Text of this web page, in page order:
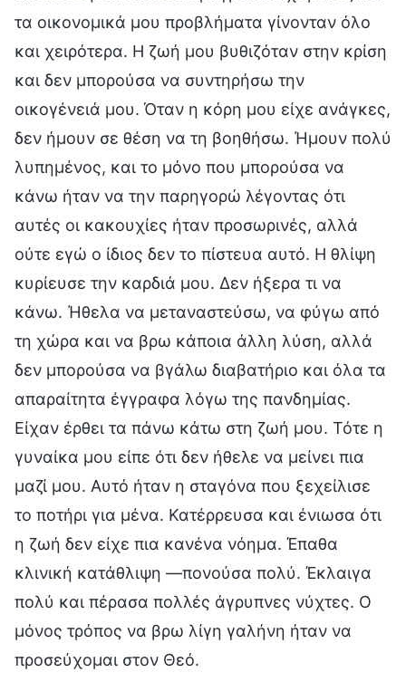
τα οικονομικά μου προβλήματα γίνονταν όλο
και χειρότερα. Η ζωή μου βυθιζόταν στην κρίση
και δεν μπορούσα να συντηρήσω την
οικογένειά μου. Όταν η κόρη μου είχε ανάγκες,
δεν ήμουν σε θέση να τη βοηθήσω. Ήμουν πολύ
λυπημένος, και το μόνο που μπορούσα να
κάνω ήταν να την παρηγορώ λέγοντας ότι
αυτές οι κακουχίες ήταν προσωρινές, αλλά
ούτε εγώ ο ίδιος δεν το πίστευα αυτό. Η θλίψη
κυρίευσε την καρδιά μου. Δεν ήξερα τι να
κάνω. Ήθελα να μεταναστεύσω, να φύγω από
τη χώρα και να βρω κάποια άλλη λύση, αλλά
δεν μπορούσα να βγάλω διαβατήριο και όλα τα
απαραίτητα έγγραφα λόγω της πανδημίας.
Είχαν έρθει τα πάνω κάτω στη ζωή μου. Τότε η
γυναίκα μου είπε ότι δεν ήθελε να μείνει πια
μαζί μου. Αυτό ήταν η σταγόνα που ξεχείλισε
το ποτήρι για μένα. Κατέρρευσα και ένιωσα ότι
η ζωή δεν είχε πια κανένα νόημα. Έπαθα
κλινική κατάθλιψη —πονούσα πολύ. Έκλαιγα
πολύ και πέρασα πολλές άγρυπνες νύχτες. Ο
μόνος τρόπος να βρω λίγη γαλήνη ήταν να
προσεύχομαι στον Θεό.